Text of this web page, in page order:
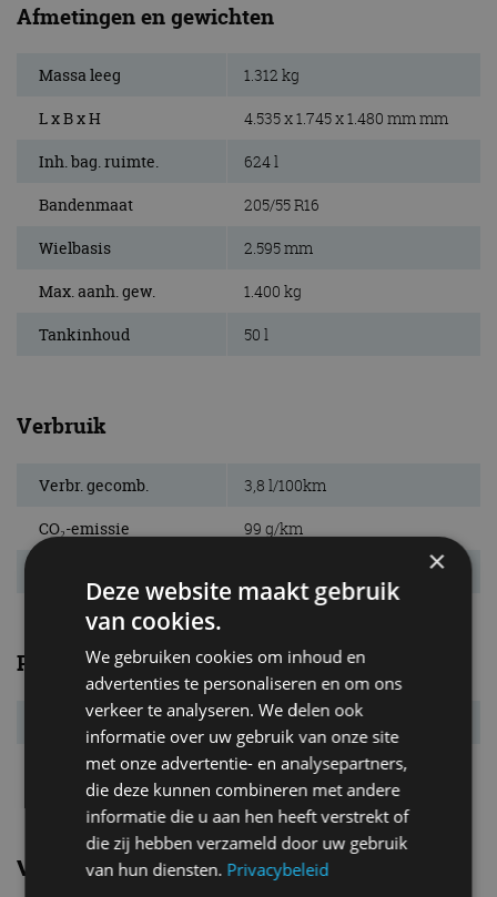
Afmetingen en gewichten
Massa leeg 1.312 kg
L x B x H 4.535 x 1.745 x 1.480 mm mm
Inh. bag. ruimte. 624 l
Bandenmaat 205/55 R16
Wielbasis 2.595 mm
Max. aanh. gew. 1.400 kg
Tankinhoud 50 l
Verbruik
Verbr. gecomb. 3,8 l/100km
CO₂-emissie 99 g/km
Prestaties
Acc. 0-100 km/u 10,1 s
Topsnelheid 195 km/u
Vergelijkbare uitvoeringen
×
Deze website maakt gebruik
van cookies.
We gebruiken cookies om inhoud en
advertenties te personaliseren en om ons
verkeer te analyseren. We delen ook
informatie over uw gebruik van onze site
met onze advertentie- en analysepartners,
die deze kunnen combineren met andere
informatie die u aan hen heeft verstrekt of
die zij hebben verzameld door uw gebruik
van hun diensten. Privacybeleid